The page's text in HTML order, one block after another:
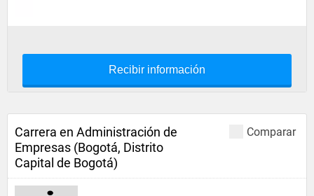
Recibir información
Comparar
Carrera en Administración de
Empresas (Bogotá, Distrito
Capital de Bogotá)